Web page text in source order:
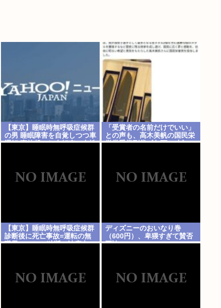
【東京】睡眠時無呼吸症候群
の男 睡眠障害を自覚しつつ車
運転 事故起こし自転車の女性
「受賞者の名前だけでいい」
との声も、高木美帆の国民栄
誉賞受賞副賞《包丁10本》
【東京】睡眠時無呼吸症候群
診断後に死亡事故=運転の無
職男（34）、独断で治療中
ディズニーのおいなり巻
（600円）、卑猥すぎて賛否
両論www